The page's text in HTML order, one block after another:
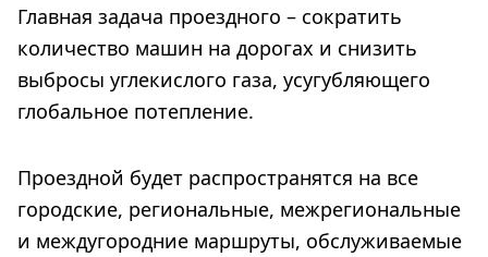
Главная задача проездного – сократить
количество машин на дорогах и снизить
выбросы углекислого газа, усугубляющего
глобальное потепление.
Проездной будет распространятся на все
городские, региональные, межрегиональные
и междугородние маршруты, обслуживаемые